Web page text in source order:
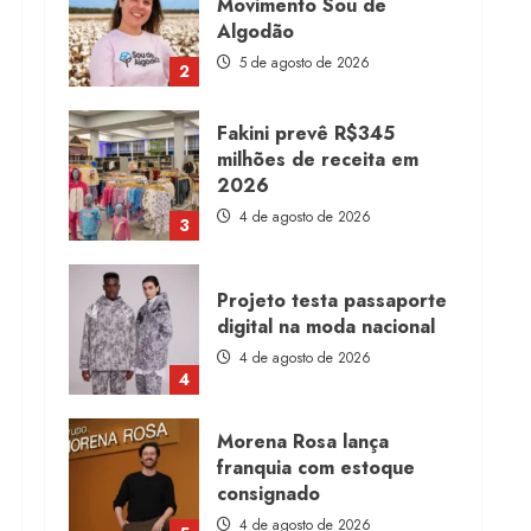
2
Movimento Sou de
Algodão
5 de agosto de 2026
3
Fakini prevê R$345
milhões de receita em
2026
4 de agosto de 2026
4
Projeto testa passaporte
digital na moda nacional
4 de agosto de 2026
Morena Rosa lança
franquia com estoque
consignado
4 de agosto de 2026